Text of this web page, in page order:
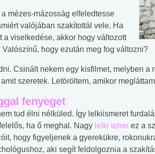
mézes-mázosság elfeledtesse
valójában szakítottál vele. Ha
a viselkedése, akkor hogy változott
hogy ezután meg fog változni?
Csinált nekem egy kisfilmet, melyben a
szeretek. Letöröltem, amikor
fenyeget
tud élni nélküled. Így lelkiismeret
ha ő meghal. Nagy lelki teher ez a
hogy figyeljenek a gyerekükre,
aki segít feldolgoznia a